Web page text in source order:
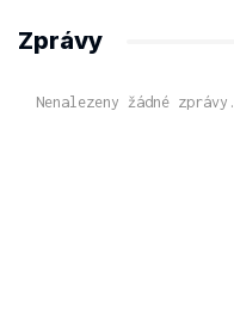
Zprávy
Nenalezeny žádné zprávy.